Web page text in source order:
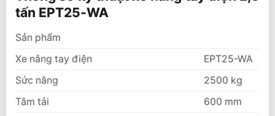
tấn EPT25-WA
Sản phẩm
Xe nâng tay điện
EPT25-WA
Sức nâng
2500 kg
Tâm tải
600 mm